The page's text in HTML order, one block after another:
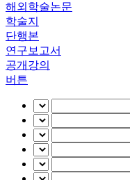
해외학술논문
학술지
단행본
연구보고서
공개강의
버튼